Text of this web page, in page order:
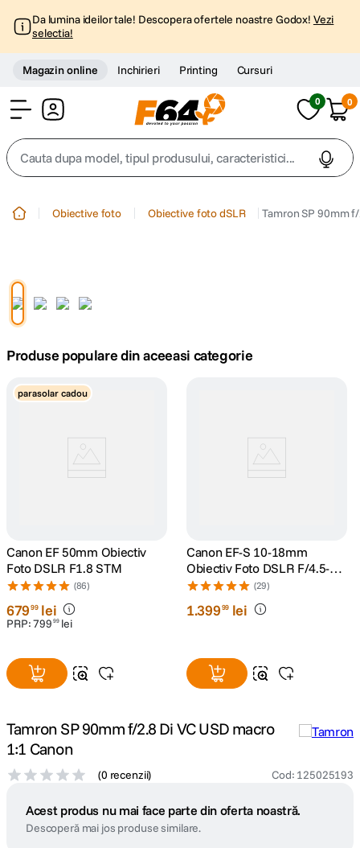
Da lumina ideilor tale! Descopera ofertele noastre Godox! Vezi
selectia!
Magazin online Inchirieri Printing Cursuri
0 0
Cauta dupa model, tipul produsului, caracteristici...
4. peak design
5. lavaliera
9 dji mic mini
10. dji osmo pocket 4
Obiective foto Obiective foto dSLR Tamron SP 90mm
Produse populare din aceeasi categorie
parasolar cadou
Canon EF 50mm Obiectiv
Foto DSLR F1.8 STM
(86)
67999 lei
PRP:799 99 lei
Canon EF-S 10-18mm
Obiectiv Foto DSLR F/4.5-5.6
IS STM
(29)
1.39999 lei
Tamron SP 90mm f/2.8 Di VC USD macro
1:1 Canon
(0 recenzii) Cod: 125025193
Acest produs nu mai face parte din oferta noastră.
Descoperă mai jos produse similare.